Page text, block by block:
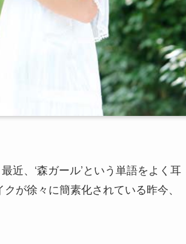
最近、‘森ガール’という単語をよく耳
が徐々に簡素化されている昨今、